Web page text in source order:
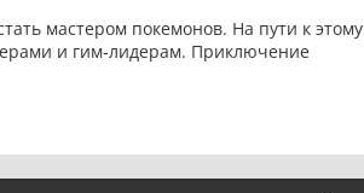
мастером покемонов. На пути к этому
и гим-лидерам. Приключение